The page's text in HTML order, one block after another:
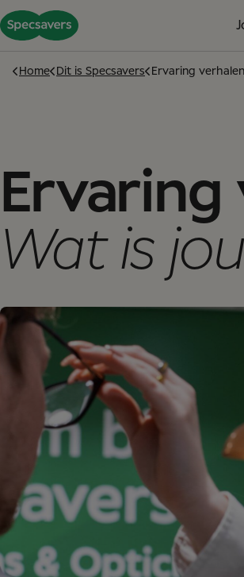
Home Dit is Specsavers Ervaring
Ervaring
Wat is